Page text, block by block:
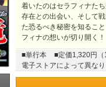
着いたのはセラフィナた
存在との出会い、そして
た恐るべき秘密を知るこ
フィナの想いが切り開く！
■単行本 ■定価1,320円（
電子ストアによって異なり